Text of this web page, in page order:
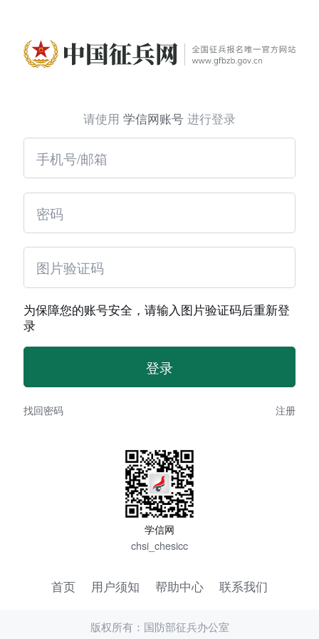
请使用 学信网账号 进行登录
为保障您的账号安全，请输入图片验证码后重新登
录
找回密码 注册
学信网
chsi_chesicc
首页 用户须知 帮助中心 联系我们
版权所有：国防部征兵办公室